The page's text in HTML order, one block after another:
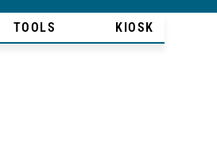
TOOLS KIOSK